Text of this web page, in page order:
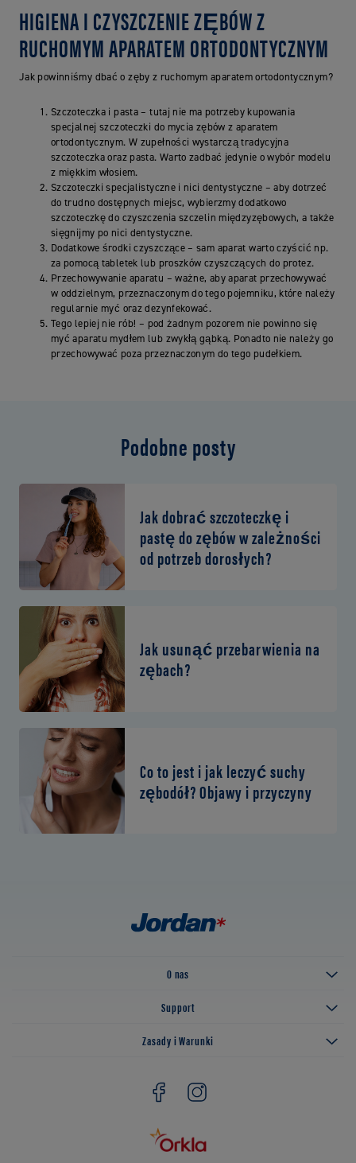
HIGIENA I CZYSZCZENIE ZĘBÓW Z
RUCHOMYM APARATEM ORTODONTYCZNYM
Jak powinniśmy dbać o zęby z ruchomym aparatem ortodontycznym?
Szczoteczka i pasta – tutaj nie ma potrzeby kupowania
specjalnej szczoteczki do mycia zębów z aparatem
ortodontycznym. W zupełności wystarczą tradycyjna
szczoteczka oraz pasta. Warto zadbać jedynie o wybór modelu
z miękkim włosiem.
Szczoteczki specjalistyczne i nici dentystyczne – aby dotrzeć
do trudno dostępnych miejsc, wybierzmy dodatkowo
szczoteczkę do czyszczenia szczelin międzyzębowych, a także
sięgnijmy po nici dentystyczne.
Dodatkowe środki czyszczące – sam aparat warto czyścić np.
za pomocą tabletek lub proszków czyszczących do protez.
Przechowywanie aparatu – ważne, aby aparat przechowywać
w oddzielnym, przeznaczonym do tego pojemniku, które należy
regularnie myć oraz dezynfekować.
Tego lepiej nie rób! – pod żadnym pozorem nie powinno się
myć aparatu mydłem lub zwykłą gąbką. Ponadto nie należy go
przechowywać poza przeznaczonym do tego pudełkiem.
Podobne posty
Jak dobrać szczoteczkę i
pastę do zębów w zależności
od potrzeb dorosłych?
Jak usunąć przebarwienia na
zębach?
Co to jest i jak leczyć suchy
zębodół? Objawy i przyczyny
O nas
Support
Zasady i Warunki